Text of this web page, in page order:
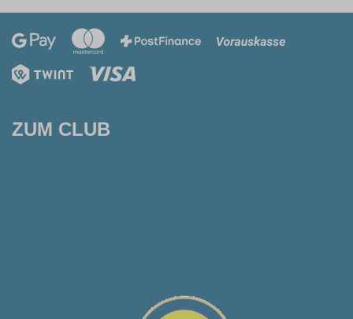
ZUM CLUB